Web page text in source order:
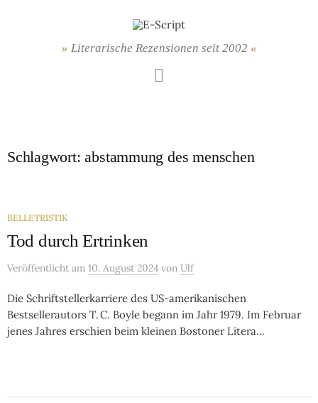
Literarische Rezensionen seit 2002
Schlagwort:abstammung des menschen
BELLETRISTIK
Tod durch Ertrinken
Veröffentlicht am 10. August 2024 von Ulf
Die Schriftstellerkarriere des US-amerikanischen
Bestsellerautors T. C. Boyle begann im Jahr 1979. Im Februar
jenes Jahres erschien beim kleinen Bostoner Litera...